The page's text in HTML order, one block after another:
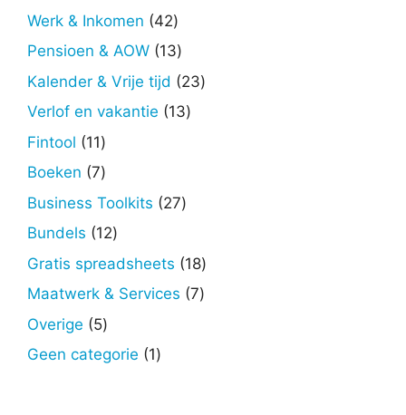
Werk & Inkomen 4242
producten
Pensioen & AOW 1313
producten
Kalender & Vrije tijd 2323
Verlof en vakantie 1313
Fintool 1111
producten
Boeken 77
producten
Business Toolkits 2727
Bundels 1212
producten
Gratis spreadsheets 1818
producten
Maatwerk & Services 77
Overige 55
producten
Geen categorie 11